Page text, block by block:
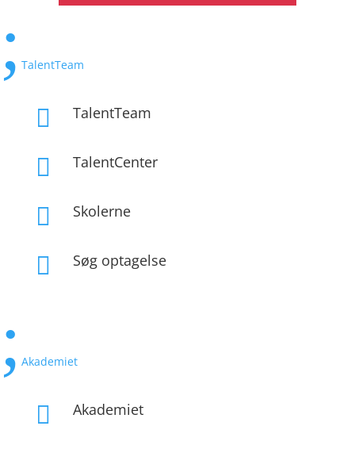
; TalentTeam
 TalentTeam
 TalentCenter
 Skolerne
 Søg optagelse
; Akademiet
 Akademiet